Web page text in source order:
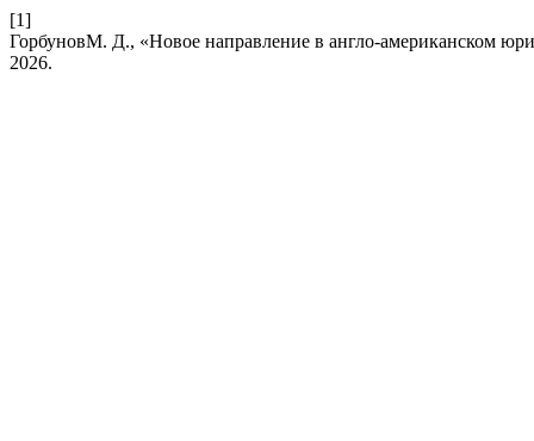
[1]
ГорбуновМ. Д., «Новое направление в англо-американском
2026.